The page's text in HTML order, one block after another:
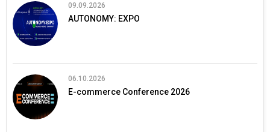
09.09.2026
AUTONOMY: EXPO
06.10.2026
E-commerce Conference 2026